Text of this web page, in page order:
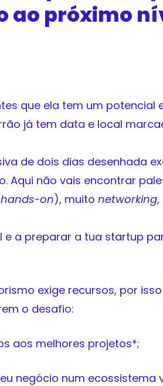
ao próximo
que ela tem um potencial
já tem data e local
de dois dias desenhada
Aqui não vais encontrar
hands-on), muito networking,
e a preparar a tua startup
exige recursos, por
o desafio:
aos melhores projetos*;
negócio num ecossistema